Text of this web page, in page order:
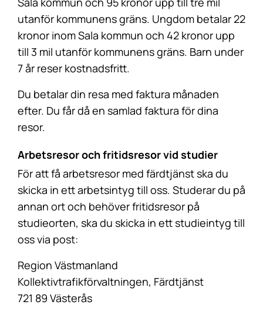
utanför kommunens gräns. Ungdom betalar 22
kronor inom Sala kommun och 42 kronor upp
till 3 mil utanför kommunens gräns. Barn under
7 år reser kostnadsfritt.
Du betalar din resa med faktura månaden
efter. Du får då en samlad faktura för dina
resor.
Arbetsresor och fritidsresor vid studier
För att få arbetsresor med färdtjänst ska du
skicka in ett arbetsintyg till oss. Studerar du på
annan ort och behöver fritidsresor på
studieorten, ska du skicka in ett studieintyg till
oss via post:
Region Västmanland
Kollektivtrafikförvaltningen, Färdtjänst
721 89 Västerås